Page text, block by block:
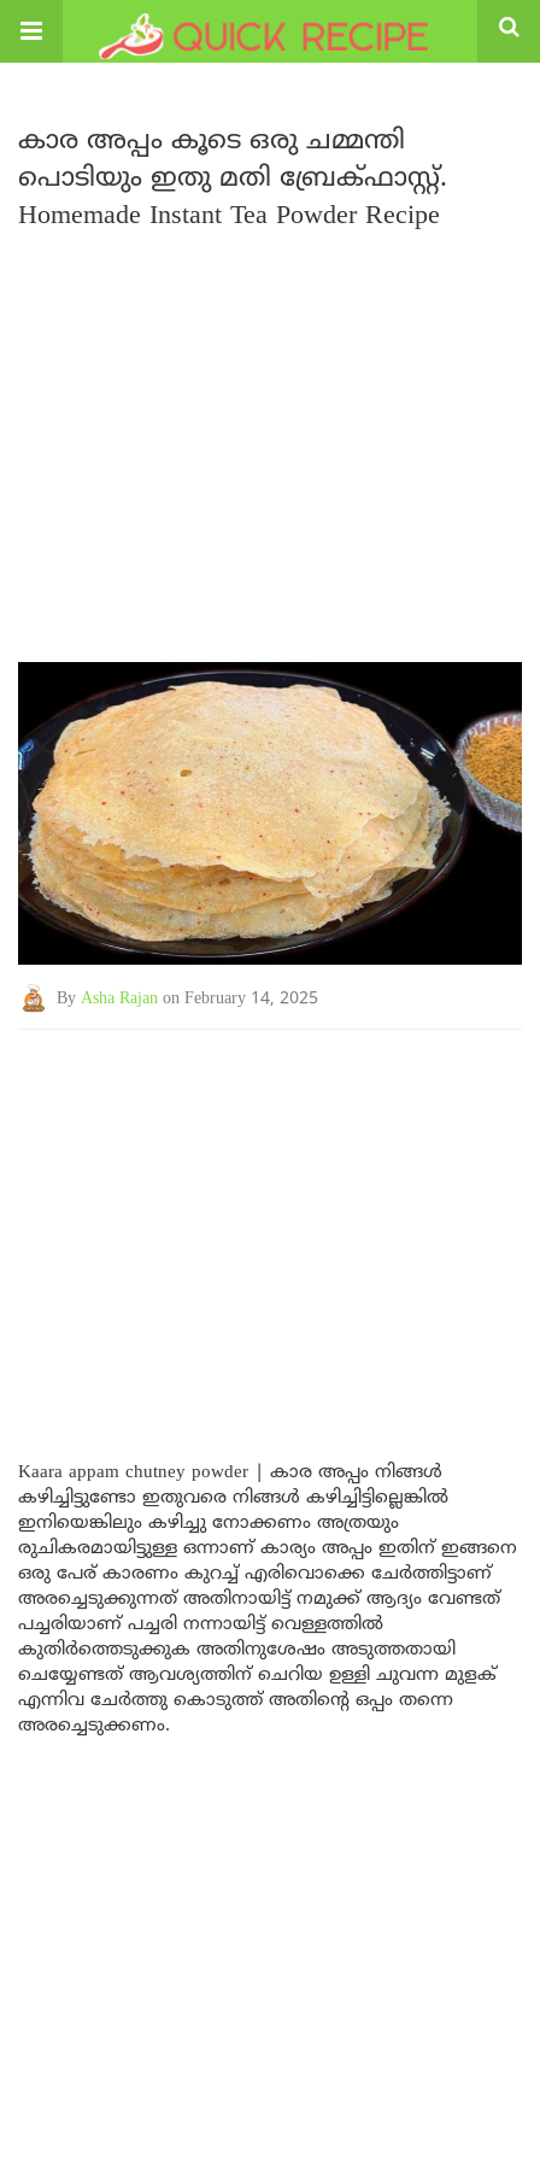
കാര അപ്പം കൂടെ ഒരു ചമ്മന്തി
പൊടിയും ഇതു മതി ബ്രേക്ഫാസ്റ്റ്.
Homemade Instant Tea Powder Recipe
By Asha Rajan on February 14, 2025
Kaara appam chutney powder | കാര അപ്പം നിങ്ങൾ
കഴിച്ചിട്ടുണ്ടോ ഇതുവരെ നിങ്ങൾ കഴിച്ചിട്ടില്ലെങ്കിൽ
ഇനിയെങ്കിലും കഴിച്ചു നോക്കണം അത്രയും
രുചികരമായിട്ടുള്ള ഒന്നാണ് കാര്യം അപ്പം ഇതിന് ഇങ്ങനെ
ഒരു പേര് കാരണം കുറച്ച് എരിവൊക്കെ ചേർത്തിട്ടാണ്
അരച്ചെടുക്കുന്നത് അതിനായിട്ട് നമുക്ക് ആദ്യം വേണ്ടത്
പച്ചരിയാണ് പച്ചരി നന്നായിട്ട് വെള്ളത്തിൽ
കുതിർത്തെടുക്കുക അതിനുശേഷം അടുത്തതായി
ചെയ്യേണ്ടത് ആവശ്യത്തിന് ചെറിയ ഉള്ളി ചുവന്ന മുളക്
എന്നിവ ചേർത്തു കൊടുത്ത് അതിന്റെ ഒപ്പം തന്നെ
അരച്ചെടുക്കണം.